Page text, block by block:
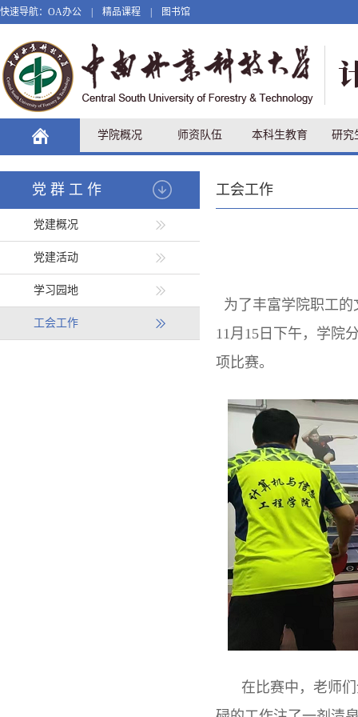
快速导航： OA办公 精品课程 图书馆
学院概况 师资队伍 本科生教育 研究
党群工作
党建概况
党建活动
学习园地
工会工作
工会工作
为 了丰富学院职工的
11月 15 日 下午 ，学院
项 比赛。
在比赛中，老师